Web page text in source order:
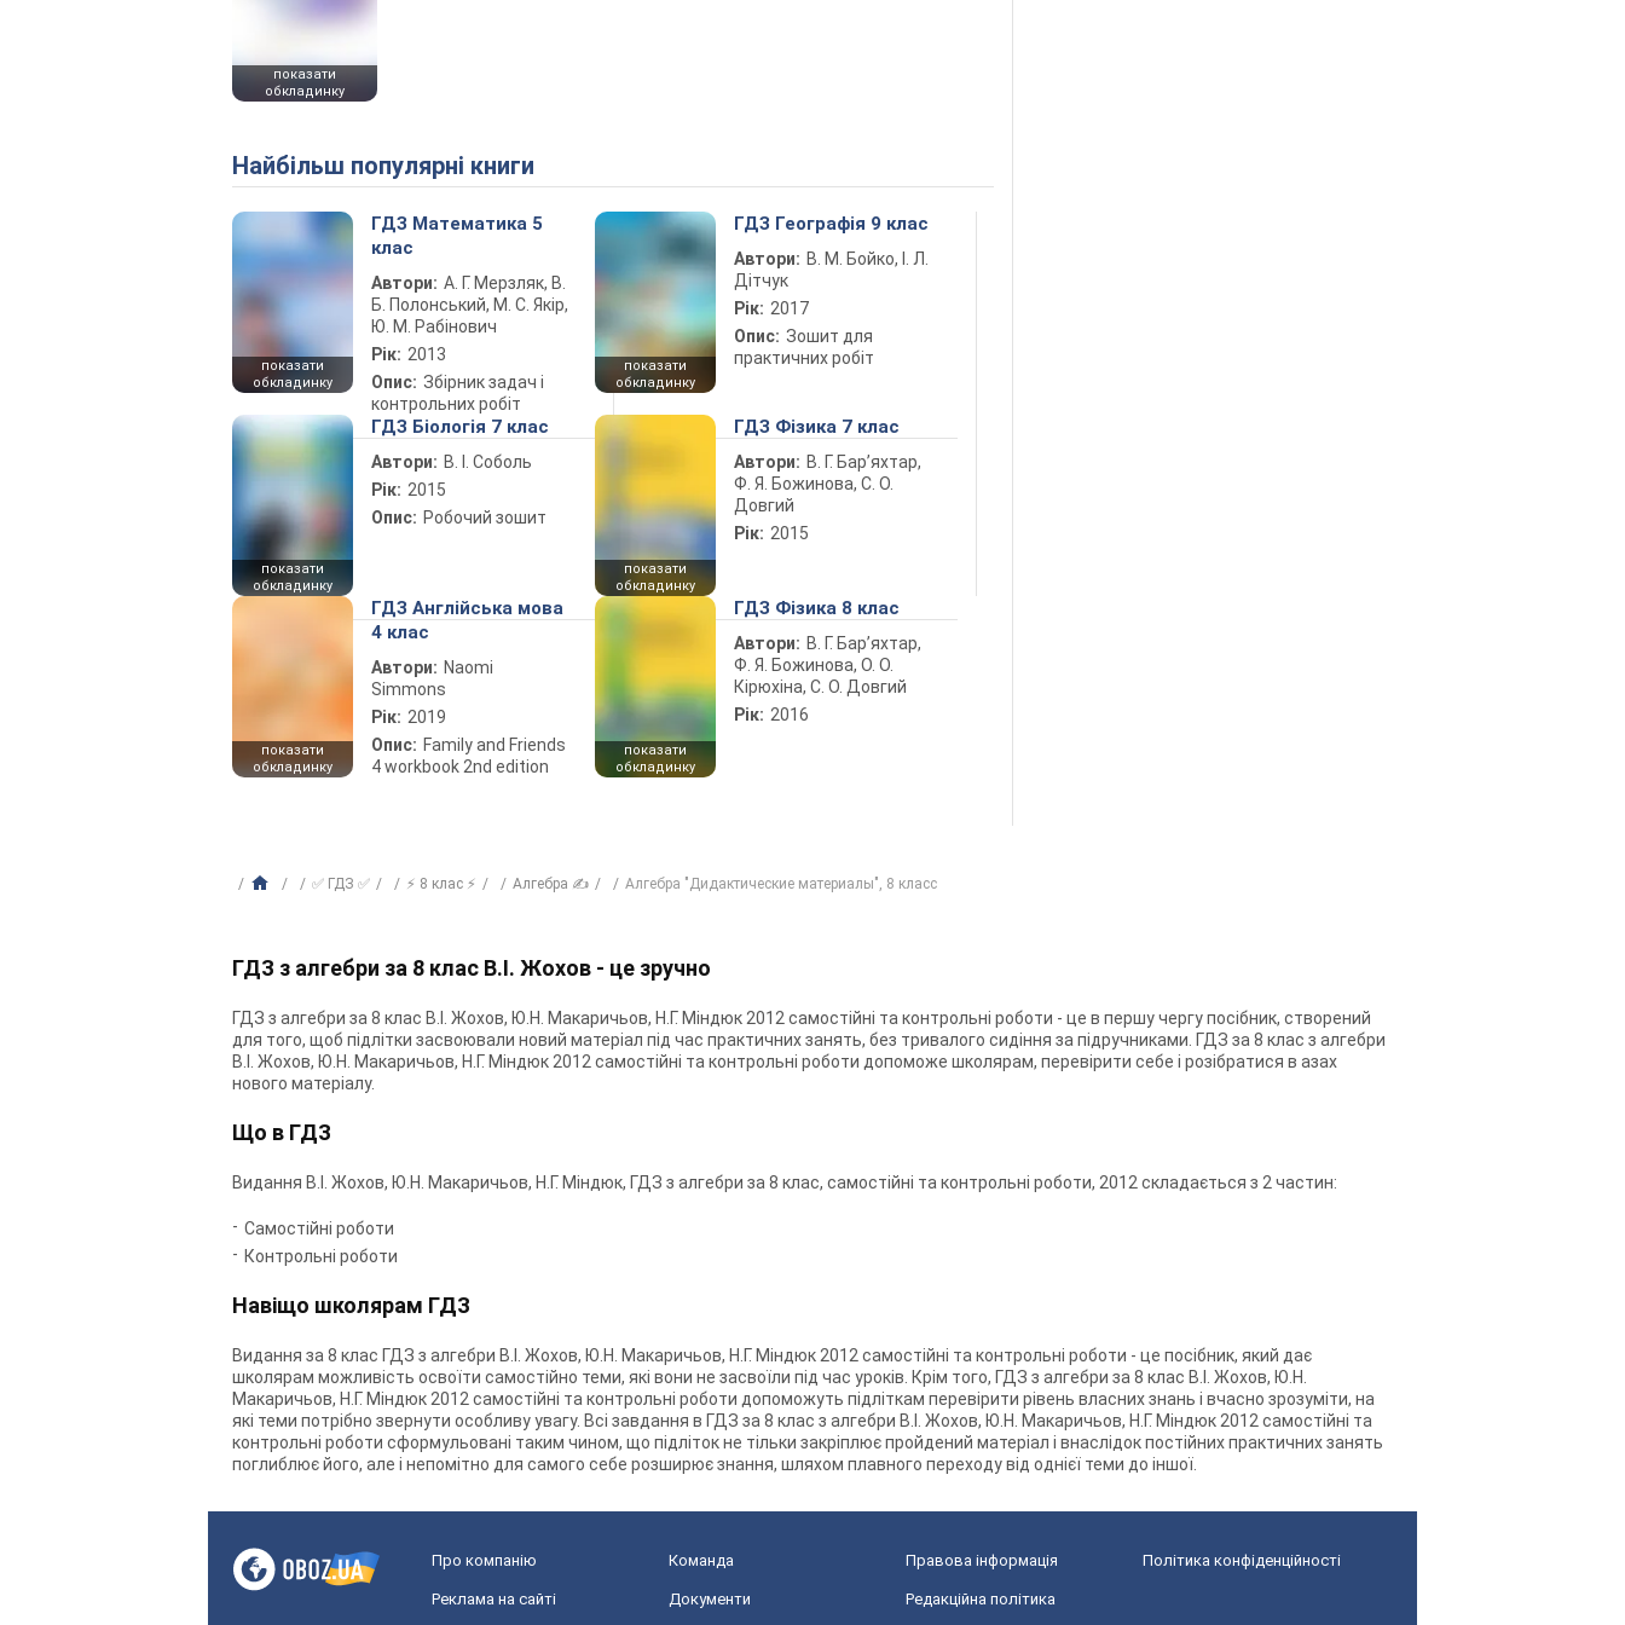
показати
обкладинку
Найбільш популярні книги
показати
обкладинку
ГДЗ Математика 5
клас
Автори: А. Г. Мерзляк, В.
Б. Полонський, М. С. Якір,
Ю. М. Рабінович
Рік: 2013
Опис: Збірник задач і
контрольних робіт
показати
обкладинку
ГДЗ Географія 9 клас
Автори: В. М. Бойко, І. Л.
Дітчук
Рік: 2017
Опис: Зошит для
практичних робіт
показати
обкладинку
ГДЗ Біологія 7 клас
Автори: В. І. Соболь
Рік: 2015
Опис: Робочий зошит
показати
обкладинку
ГДЗ Фізика 7 клас
Автори: В. Г. Бар’яхтар,
Ф. Я. Божинова, С. О.
Довгий
Рік: 2015
показати
обкладинку
ГДЗ Англійська мова
4 клас
Автори: Naomi
Simmons
Рік: 2019
Опис: Family and Friends
4 workbook 2nd edition
показати
обкладинку
ГДЗ Фізика 8 клас
Автори: В. Г. Бар’яхтар,
Ф. Я. Божинова, О. О.
Кірюхіна, С. О. Довгий
Рік: 2016
✅ ГДЗ ✅ ⚡ 8 клас ⚡ Алгебра ✍ Алгебра "Дидактические материалы", 8 класс
ГДЗ з алгебри за 8 клас В.І. Жохов - це зручно
ГДЗ з алгебри за 8 клас В.І. Жохов, Ю.Н. Макаричьов, Н.Г. Міндюк 2012 самостійні та контрольні роботи - це в першу чергу посібник, створений
для того, щоб підлітки засвоювали новий матеріал під час практичних занять, без тривалого сидіння за підручниками. ГДЗ за 8 клас з алгебри
В.І. Жохов, Ю.Н. Макаричьов, Н.Г. Міндюк 2012 самостійні та контрольні роботи допоможе школярам, ​​перевірити себе і розібратися в азах
нового матеріалу.
Що в ГДЗ
Видання В.І. Жохов, Ю.Н. Макаричьов, Н.Г. Міндюк, ГДЗ з алгебри за 8 клас, самостійні та контрольні роботи, 2012 складається з 2 частин:
Самостійні роботи
Контрольні роботи
Навіщо школярам ГДЗ
Видання за 8 клас ГДЗ з алгебри В.І. Жохов, Ю.Н. Макаричьов, Н.Г. Міндюк 2012 самостійні та контрольні роботи - це посібник, який дає
школярам можливість освоїти самостійно теми, які вони не засвоїли під час уроків. Крім того, ГДЗ з алгебри за 8 клас В.І. Жохов, Ю.Н.
Макаричьов, Н.Г. Міндюк 2012 самостійні та контрольні роботи допоможуть підліткам перевірити рівень власних знань і вчасно зрозуміти, на
які теми потрібно звернути особливу увагу. Всі завдання в ГДЗ за 8 клас з алгебри В.І. Жохов, Ю.Н. Макаричьов, Н.Г. Міндюк 2012 самостійні та
контрольні роботи сформульовані таким чином, що підліток не тільки закріплює пройдений матеріал і внаслідок постійних практичних занять
поглиблює його, але і непомітно для самого себе розширює знання, шляхом плавного переходу від однієї теми до іншої.
Про компанію Команда Правова інформація Політика конфіденційності
Реклама на сайті Документи Редакційна політика